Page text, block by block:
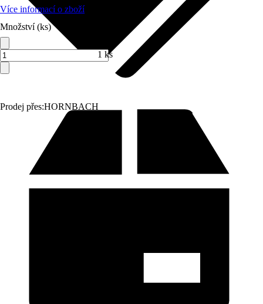
Prodej přes:HORNBACH
Více informací o zboží
Množství (ks)
1 ks